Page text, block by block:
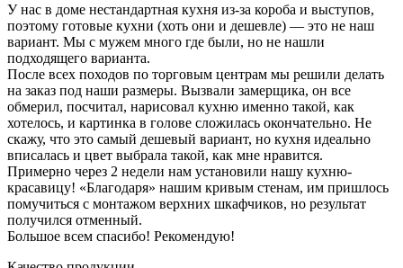
У нас в доме нестандартная кухня из-за короба и выступов,
поэтому готовые кухни (хоть они и дешевле) — это не наш
вариант. Мы с мужем много где были, но не нашли
подходящего варианта.
После всех походов по торговым центрам мы решили делать
на заказ под наши размеры. Вызвали замерщика, он все
обмерил, посчитал, нарисовал кухню именно такой, как
хотелось, и картинка в голове сложилась окончательно. Не
скажу, что это самый дешевый вариант, но кухня идеально
вписалась и цвет выбрала такой, как мне нравится.
Примерно через 2 недели нам установили нашу кухню-
красавицу! «Благодаря» нашим кривым стенам, им пришлось
помучиться с монтажом верхних шкафчиков, но результат
получился отменный.
Большое всем спасибо! Рекомендую!